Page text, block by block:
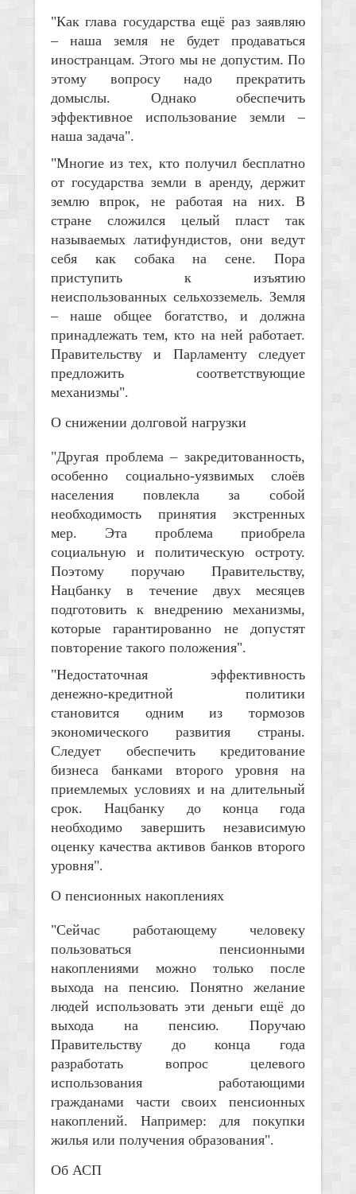
"Как глава государства ещё раз заявляю
– наша земля не будет продаваться
иностранцам. Этого мы не допустим. По
этому вопросу надо прекратить
домыслы. Однако обеспечить
эффективное использование земли –
наша задача".
"Многие из тех, кто получил бесплатно
от государства земли в аренду, держит
землю впрок, не работая на них. В
стране сложился целый пласт так
называемых латифундистов, они ведут
себя как собака на сене. Пора
приступить к изъятию
неиспользованных сельхозземель. Земля
– наше общее богатство, и должна
принадлежать тем, кто на ней работает.
Правительству и Парламенту следует
предложить соответствующие
механизмы".
О снижении долговой нагрузки
"Другая проблема – закредитованность,
особенно социально-уязвимых слоёв
населения повлекла за собой
необходимость принятия экстренных
мер. Эта проблема приобрела
социальную и политическую остроту.
Поэтому поручаю Правительству,
Нацбанку в течение двух месяцев
подготовить к внедрению механизмы,
которые гарантированно не допустят
повторение такого положения".
"Недостаточная эффективность
денежно-кредитной политики
становится одним из тормозов
экономического развития страны.
Следует обеспечить кредитование
бизнеса банками второго уровня на
приемлемых условиях и на длительный
срок. Нацбанку до конца года
необходимо завершить независимую
оценку качества активов банков второго
уровня".
О пенсионных накоплениях
"Сейчас работающему человеку
пользоваться пенсионными
накоплениями можно только после
выхода на пенсию. Понятно желание
людей использовать эти деньги ещё до
выхода на пенсию. Поручаю
Правительству до конца года
разработать вопрос целевого
использования работающими
гражданами части своих пенсионных
накоплений. Например: для покупки
жилья или получения образования".
Об АСП